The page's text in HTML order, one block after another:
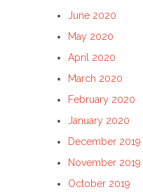
June 2020
May 2020
April 2020
March 2020
February 2020
January 2020
December 2019
November 2019
October 2019